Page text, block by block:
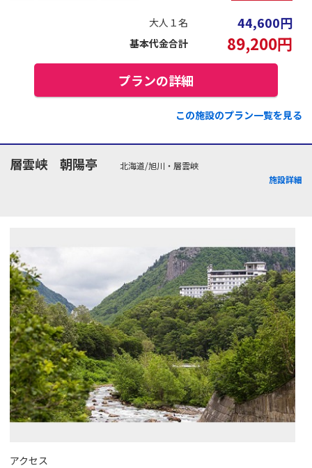
大人１名 44,600円
基本代金合計 89,200円
プランの詳細
この施設のプラン一覧を見る
層雲峡 朝陽亭
北海道/旭川・層雲峡
施設詳細
アクセス